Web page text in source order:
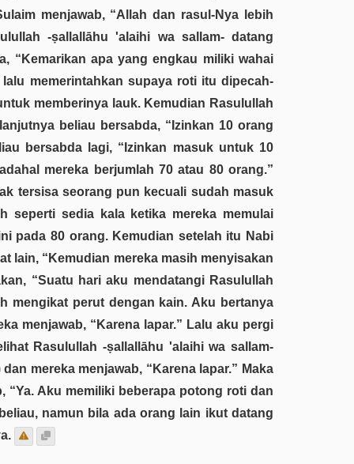
menjawab, “Allah dan rasul-Nya lebih
-ṣallallāhu 'alaihi wa sallam- datang
“Kemarikan apa yang engkau miliki wahai
memerintahkan supaya roti itu dipecah-
memberinya lauk. Kemudian Rasulullah
beliau bersabda, “Izinkan 10 orang
bersabda lagi, “Izinkan masuk untuk 10
mereka berjumlah 70 atau 80 orang.”
tersisa seorang pun kecuali sudah masuk
seperti sedia kala ketika mereka memulai
pada 80 orang. Kemudian setelah itu Nabi
lain, “Kemudian mereka masih menyisakan
“Suatu hari aku mendatangi Rasulullah
mengikat perut dengan kain. Aku bertanya
menjawab, “Karena lapar.” Lalu aku pergi
Rasulullah -ṣallallāhu 'alaihi wa sallam-
dan mereka menjawab, “Karena lapar.” Maka
“Ya. Aku memiliki beberapa potong roti dan
namun bila ada orang lain ikut datang